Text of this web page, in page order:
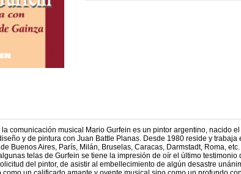
la comunicación musical Mario Gurfein es un pintor argentino, nacido
y de pintura con Juan Battle Planas. Desde 1980 reside y
Buenos Aires, París, Milán, Bruselas, Caracas, Darmstadt, Roma,
telas de Gurfein se tiene la impresión de oír el último
del pintor, de asistir al embellecimiento de algún desastre